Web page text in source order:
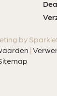
by
|